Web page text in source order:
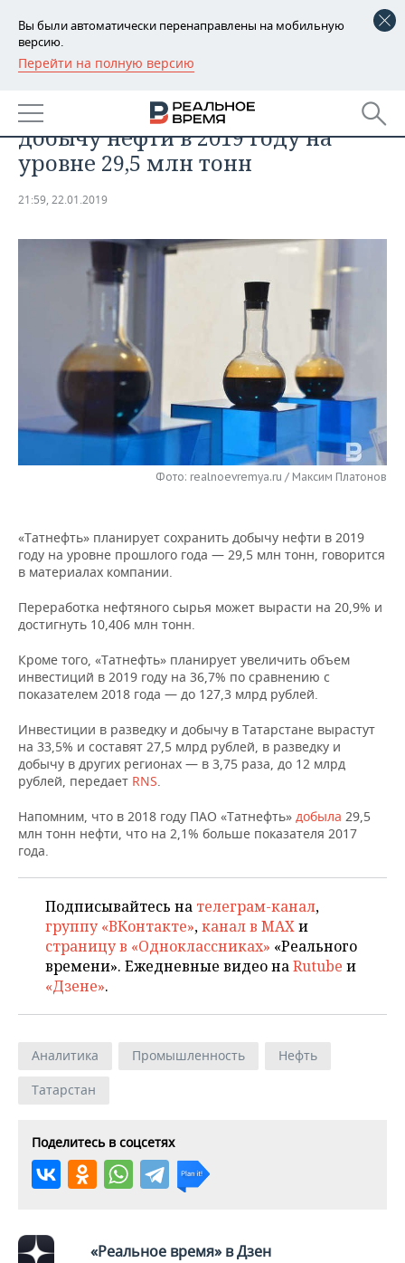
Вы были автоматически перенаправлены на мобильную
версию.
Перейти на полную версию
РЕГИОНЫ
БАШКОРТОСТАН
ТАТАРСТАН
НОВОСТИ
АНАЛИТИКА
КОРОЛИ ГОСЗАКАЗА ПФО
ВУЗЫ ТАТАРСТАНА
КОМУ ПРИНАДЛЕЖАТ
ТОРГОВЫЕ ЦЕНТРЫ
ФИНАНСЫ
БЮДЖЕТ
ИНВЕСТИЦИИ
НОВОСТИ
ПРОМЫШЛЕННОСТИ
МАШИНОСТРОЕНИЕ
НЕФТЕХИМИЯ
ЭНЕРГЕТИКА
НЕДВИЖИМОСТЬ
НОВОСТИ НЕДВИЖИМОСТИ
НОВОСТИ АВТО
БИЗНЕС
НОВОСТИ БИЗНЕСА
РОЗНИЧНАЯ ТОРГОВЛЯ
ТЕХНОЛОГИИ
НОВОСТИ ТЕХНОЛОГИЙ
ТЕЛЕКОММУНИКАЦИИ
МЕРОПРИЯТИЯ
НОВОСТИ МЕРОПРИЯТИЙ
БИЗНЕС-БРАНЧИ
ONLINE-КОНФЕРЕНЦИИ
ФУТБОЛ
ХОККЕЙ
ВОЛЕЙБОЛ
КИБЕРСПОРТ
ФИГУРНОЕ КАТАНИЕ
ВОДНЫЕ ВИДЫ СПОРТА
ХОККЕЙ С МЯЧОМ
НОВОСТИ ОБЩЕСТВА
ВЛАСТЬ
ИСТОРИЯ
КУЛЬТУРА
МЕДИЦИНА
ОБРАЗОВАНИЕ
ПРОИСШЕСТВИЯ
ФОТОГАЛЕРЕЯ
СЮЖЕТЫ
СПИСОК ПЕРСОН
СПИСОК КОМПАНИЙ
ПОЛНАЯ ВЕРСИЯ
«Татнефть» намерена сохранить
добычу нефти в 2019 году на
уровне 29,5 млн тонн
21:59, 22.01.2019
Фото: realnoevremya.ru / Максим Платонов
«Татнефть» планирует сохранить добычу нефти в 2019
году на уровне прошлого года — 29,5 млн тонн, говорится
в материалах компании.
Переработка нефтяного сырья может вырасти на 20,9% и
достигнуть 10,406 млн тонн.
Кроме того, «Татнефть» планирует увеличить объем
инвестиций в 2019 году на 36,7% по сравнению с
показателем 2018 года — до 127,3 млрд рублей.
Инвестиции в разведку и добычу в Татарстане вырастут
на 33,5% и составят 27,5 млрд рублей, в разведку и
добычу в других регионах — в 3,75 раза, до 12 млрд
рублей, передает RNS.
Напомним, что в 2018 году ПАО «Татнефть» добыла 29,5
млн тонн нефти, что на 2,1% больше показателя 2017
года.
Подписывайтесь на телеграм-канал,
группу «ВКонтакте»,канал в MAXи
страницу в «Одноклассниках» «Реального
времени». Ежедневные видео наRutube и
«Дзене».
Аналитика Промышленность
Нефть
Татарстан
Поделитесь в соцсетях
«Реальное время» в Дзен